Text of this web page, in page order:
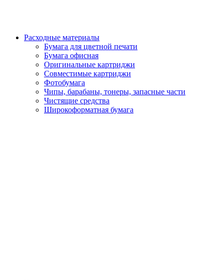
Расходные материалы
Бумага для цветной печати
Бумага офисная
Оригинальные картриджи
Совместимые картриджи
Фотобумага
Чипы, барабаны, тонеры, запасные части
Чистящие средства
Широкоформатная бумага